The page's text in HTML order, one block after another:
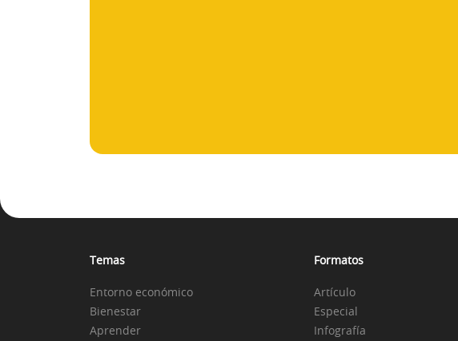
Temas
Entorno económico
Bienestar
Aprender
Formatos
Artículo
Especial
Infografía